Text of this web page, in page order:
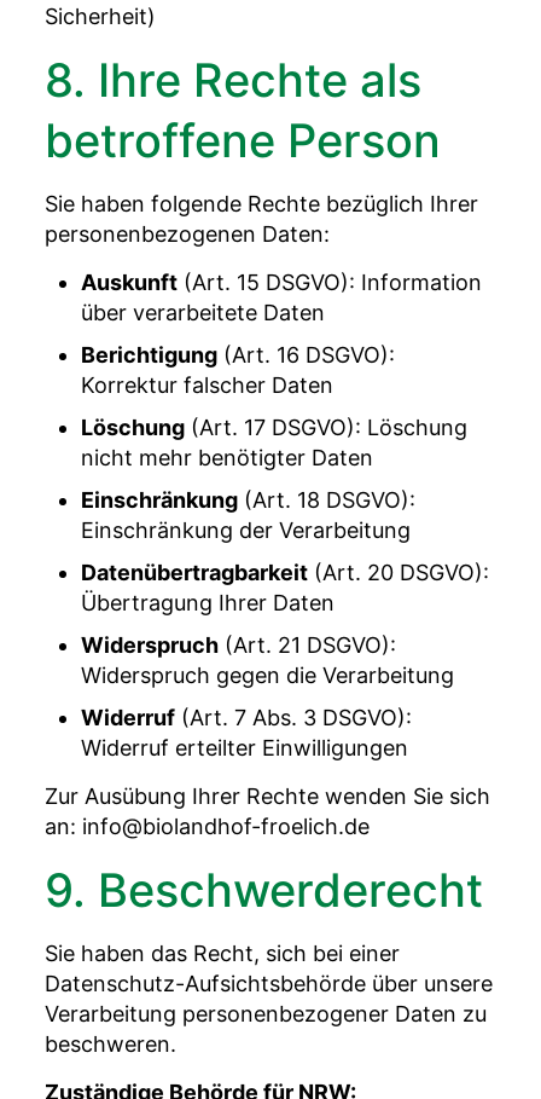
Sicherheit)
8. Ihre Rechte als
betroffene Person
Sie haben folgende Rechte bezüglich Ihrer
personenbezogenen Daten:
Auskunft(Art. 15 DSGVO): Information
über verarbeitete Daten
Berichtigung(Art. 16 DSGVO):
Korrektur falscher Daten
Löschung(Art. 17 DSGVO): Löschung
nicht mehr benötigter Daten
Einschränkung(Art. 18 DSGVO):
Einschränkung der Verarbeitung
Datenübertragbarkeit(Art. 20 DSGVO):
Übertragung Ihrer Daten
Widerspruch(Art. 21 DSGVO):
Widerspruch gegen die Verarbeitung
Widerruf(Art. 7 Abs. 3 DSGVO):
Widerruf erteilter Einwilligungen
Zur Ausübung Ihrer Rechte wenden Sie sich
an: info@biolandhof-froelich.de
9. Beschwerderecht
Sie haben das Recht, sich bei einer
Datenschutz-Aufsichtsbehörde über unsere
Verarbeitung personenbezogener Daten zu
beschweren.
Zuständige Behörde für NRW: